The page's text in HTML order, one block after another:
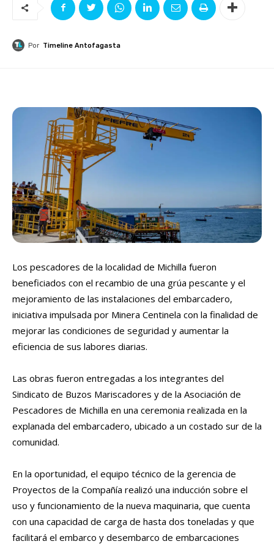
Por Timeline Antofagasta
Los pescadores de la localidad de Michilla fueron
beneficiados con el recambio de una grúa pescante y el
mejoramiento de las instalaciones del embarcadero,
iniciativa impulsada por Minera Centinela con la finalidad de
mejorar las condiciones de seguridad y aumentar la
eficiencia de sus labores diarias.
Las obras fueron entregadas a los integrantes del
Sindicato de Buzos Mariscadores y de la Asociación de
Pescadores de Michilla en una ceremonia realizada en la
explanada del embarcadero, ubicado a un costado sur de la
comunidad.
En la oportunidad, el equipo técnico de la gerencia de
Proyectos de la Compañía realizó una inducción sobre el
uso y funcionamiento de la nueva maquinaria, que cuenta
con una capacidad de carga de hasta dos toneladas y que
facilitará el embarco y desembarco de embarcaciones